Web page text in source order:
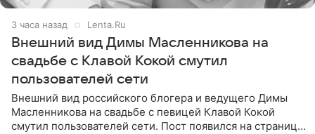
3 часа назад Lenta.Ru
Внешний вид Димы Масленникова на
свадьбе с Клавой Кокой смутил
пользователей сети
Внешний вид российского блогера и ведущего Димы
Масленникова на свадьбе с певицей Клавой Кокой
смутил пользователей сети. Пост появился на странице